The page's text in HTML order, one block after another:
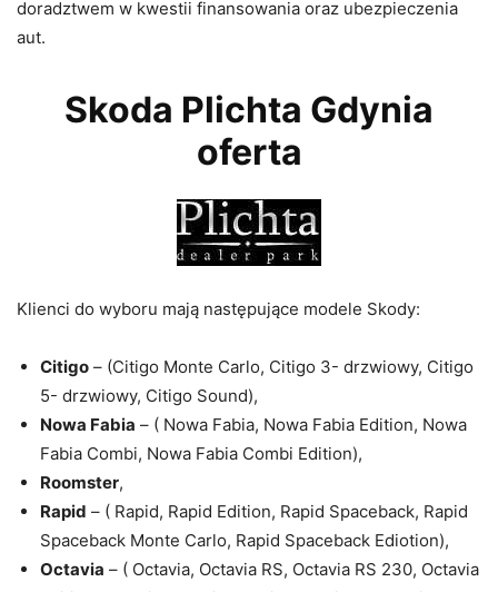
doradztwem w kwestii finansowania oraz ubezpieczenia
aut.
Skoda Plichta Gdynia
oferta
Klienci do wyboru mają następujące modele Skody:
Citigo – (Citigo Monte Carlo, Citigo 3- drzwiowy, Citigo
5- drzwiowy, Citigo Sound),
Nowa Fabia – ( Nowa Fabia, Nowa Fabia Edition, Nowa
Fabia Combi, Nowa Fabia Combi Edition),
Roomster,
Rapid – ( Rapid, Rapid Edition, Rapid Spaceback, Rapid
Spaceback Monte Carlo, Rapid Spaceback Ediotion),
Octavia – ( Octavia, Octavia RS, Octavia RS 230, Octavia